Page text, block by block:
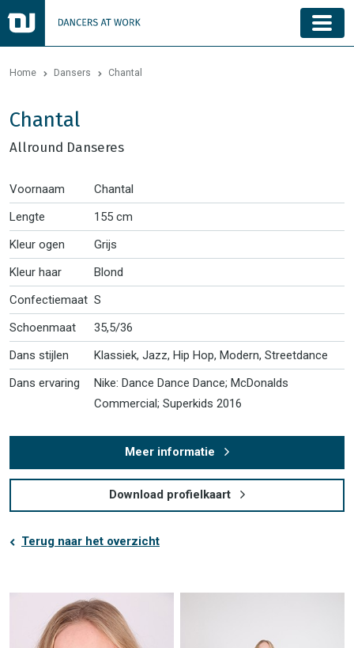
Home Dansers Chantal
Chantal
Allround Danseres
Voornaam
Chantal
Lengte
155 cm
Kleur ogen
Grijs
Kleur haar
Blond
Confectiemaat S
Schoenmaat
35,5/36
Dans stijlen
Klassiek, Jazz, Hip Hop, Modern, Streetdance
Dans ervaring
Nike: Dance Dance Dance; McDonalds
Commercial; Superkids 2016
Meer informatie
Download profielkaart
Terug naar het overzicht